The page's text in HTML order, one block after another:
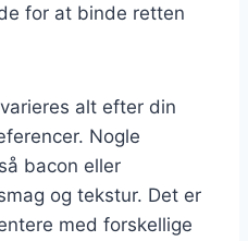
for at binde retten
alt efter din
Nogle
bacon eller
og tekstur. Det er
med forskellige